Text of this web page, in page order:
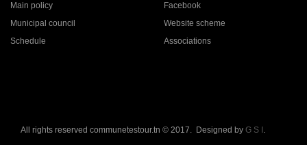
Main policy
Municipal council
Schedule
Facebook
Website scheme
Associations
All rights reserved communetestour.tn © 2017. Designed by G S I .